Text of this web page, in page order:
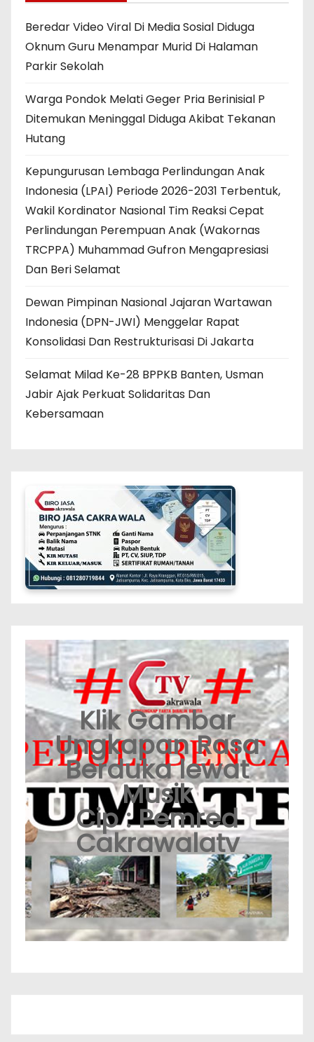
Beredar Video Viral Di Media Sosial Diduga
Oknum Guru Menampar Murid Di Halaman
Parkir Sekolah
Warga Pondok Melati Geger Pria Berinisial P
Ditemukan Meninggal Diduga Akibat Tekanan
Hutang
Kepungurusan Lembaga Perlindungan Anak
Indonesia (LPAI) Periode 2026-2031 Terbentuk,
Wakil Kordinator Nasional Tim Reaksi Cepat
Perlindungan Perempuan Anak (Wakornas
TRCPPA) Muhammad Gufron Mengapresiasi
Dan Beri Selamat
Dewan Pimpinan Nasional Jajaran Wartawan
Indonesia (DPN-JWI) Menggelar Rapat
Konsolidasi Dan Restrukturisasi Di Jakarta
Selamat Milad Ke-28 BPPKB Banten, Usman
Jabir Ajak Perkuat Solidaritas Dan
Kebersamaan
Klik Gambar
Ungkapan Rasa
Berduka lewat
Musik
Cip : Pemred
Cakrawalatv